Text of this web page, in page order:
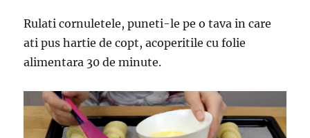
Rulati cornuletele, puneti-le pe o tava in care
ati pus hartie de copt, acoperitile cu folie
alimentara 30 de minute.